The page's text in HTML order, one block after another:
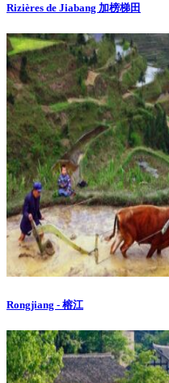
Rizières de Jiabang 加榜梯田
Rongjiang - 榕江